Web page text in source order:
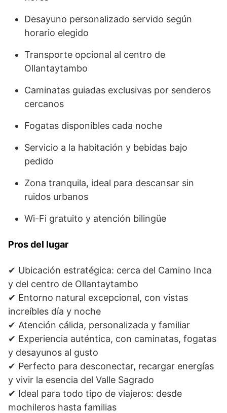
Desayuno personalizado servido según
horario elegido
Transporte opcional al centro de
Ollantaytambo
Caminatas guiadas exclusivas por senderos
cercanos
Fogatas disponibles cada noche
Servicio a la habitación y bebidas bajo
pedido
Zona tranquila, ideal para descansar sin
ruidos urbanos
Wi-Fi gratuito y atención bilingüe
Pros del lugar
✔ Ubicación estratégica: cerca del Camino Inca
y del centro de Ollantaytambo
✔ Entorno natural excepcional, con vistas
increíbles día y noche
✔ Atención cálida, personalizada y familiar
✔ Experiencia auténtica, con caminatas, fogatas
y desayunos al gusto
✔ Perfecto para desconectar, recargar energías
y vivir la esencia del Valle Sagrado
✔ Ideal para todo tipo de viajeros: desde
mochileros hasta familias